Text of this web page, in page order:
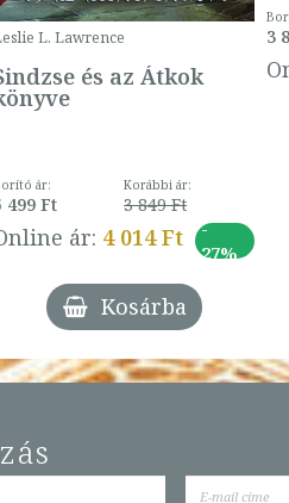
L. Lawrence
és az Átkok
ár:
499 Ft
Korábbi ár:
3 849 Ft
ár: 4 014 Ft
-
27%
Kosárba
3